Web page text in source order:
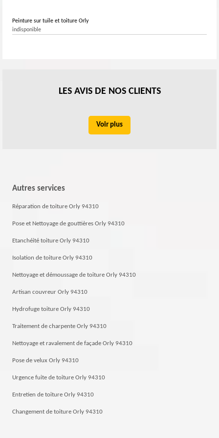
Peinture sur tuile et toiture Orly
indisponible
LES AVIS DE NOS CLIENTS
Voir plus
Autres services
Réparation de toiture Orly 94310
Pose et Nettoyage de gouttières Orly 94310
Etanchéité toiture Orly 94310
Isolation de toiture Orly 94310
Nettoyage et démoussage de toiture Orly 94310
Artisan couvreur Orly 94310
Hydrofuge toiture Orly 94310
Traitement de charpente Orly 94310
Nettoyage et ravalement de façade Orly 94310
Pose de velux Orly 94310
Urgence fuite de toiture Orly 94310
Entretien de toiture Orly 94310
Changement de toiture Orly 94310